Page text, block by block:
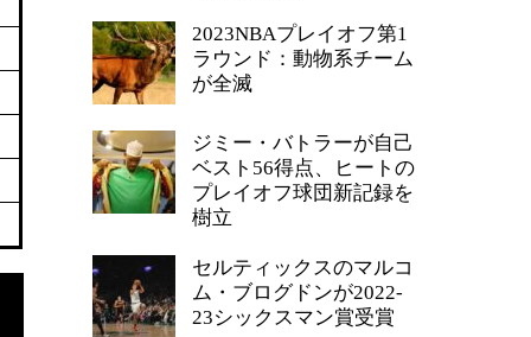
2023NBAプレイオフ第1
ラウンド：動物系チーム
が全滅
ジミー・バトラーが自己
ベスト56得点、ヒートの
プレイオフ球団新記録を
樹立
セルティックスのマルコ
ム・ブログドンが2022-
23シックスマン賞受賞